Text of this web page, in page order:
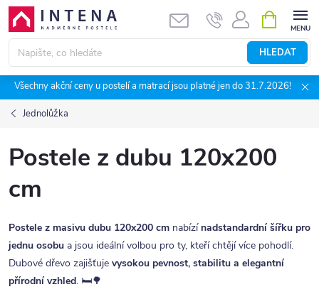
Přejít
obsah
HLEDAT
NÁKUPNÍ
KOŠÍK
Všechny akční ceny u postelí a matrací jsou platné jen do 31.7.2026!
Jednolůžka
Postele z dubu 120x200
cm
Postele z masivu dubu 120x200 cm nabízí nadstandardní šířku pro
jednu osobu a jsou ideální volbou pro ty, kteří chtějí více pohodlí.
Dubové dřevo zajišťuje vysokou pevnost, stabilitu a elegantní
přírodní vzhled. 🛏️🌳